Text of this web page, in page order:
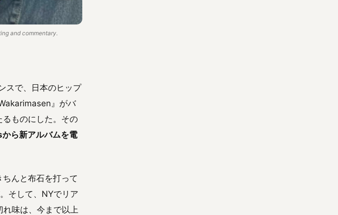
and commentary.
スで、日本のヒップ
』がバ
ものにした。その
ら新アルバムを電
んと布石を打って
そして、NYでリア
味は、今まで以上